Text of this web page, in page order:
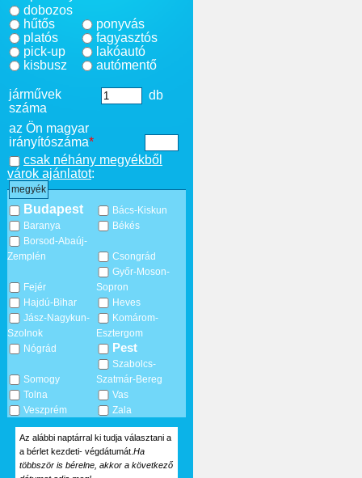
dobozos
hűtős
platós
pick-up
kisbusz
ponyvás
fagyasztós
lakóautó
autómentő
járművek
száma
db
az Ön magyar
irányítószáma*
csak néhány megyékből
várok ajánlatot:
megyék
Budapest
Bács-Kiskun
Baranya
Békés
Borsod-Abaúj-
Zemplén
Csongrád
Fejér
Győr-Moson-
Sopron
Hajdú-Bihar
Heves
Jász-Nagykun-
Szolnok
Komárom-
Esztergom
Nógrád
Pest
Somogy
Szabolcs-
Szatmár-Bereg
Tolna
Vas
Veszprém
Zala
Az alábbi naptárral ki tudja választani a
a bérlet kezdeti- végdátumát. Ha
többször is bérelne, akkor a következő